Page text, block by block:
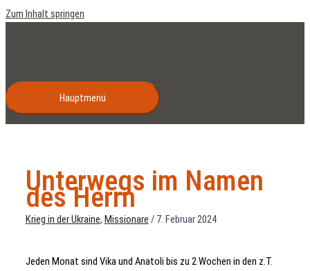
Zum Inhalt springen
Hauptmenü
Unterwegs im Namen
des Herrn
Krieg in der Ukraine, Missionare / 7. Februar 2024
Jeden Monat sind Vika und Anatoli bis zu 2 Wochen in den z.T.